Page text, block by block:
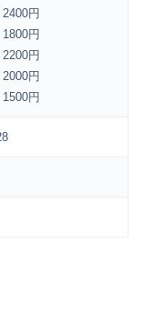
円
円
円
円
円